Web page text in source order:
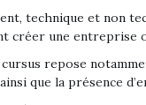
technique et non
créer une entreprise
repose
que la présence